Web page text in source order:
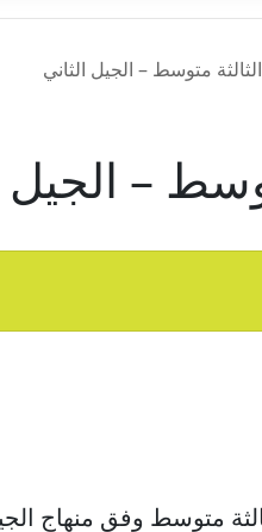
متوسط – الجيل الثاني
– الجيل
متوسط وفق منهاج